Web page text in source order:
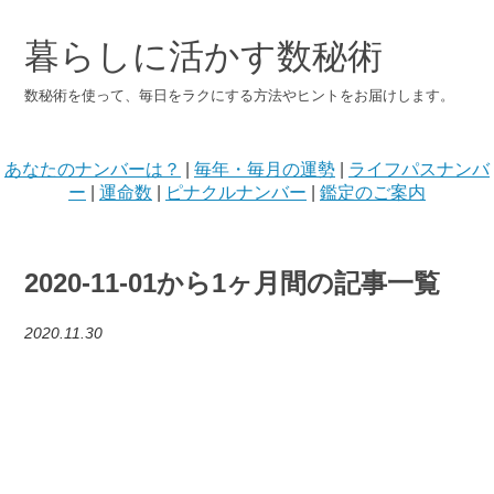
暮らしに活かす数秘術
数秘術を使って、毎日をラクにする方法やヒントをお届けします。
あなたのナンバーは？ 毎年・毎月の運勢
ライフパスナンバ
ー
運命数 ピナクルナンバー 鑑定のご案内
2020-11-01から1ヶ月間の記事一覧
2020 11 30